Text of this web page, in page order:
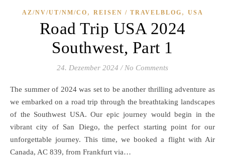
AZ/NV/UT/NM/CO , REISEN / TRAVELBLOG , USA
Road Trip USA 2024
Southwest, Part 1
24. Dezember 2024 / No Comments
The summer of 2024 was set to be another thrilling adventure as
we embarked on a road trip through the breathtaking landscapes
of the Southwest USA. Our epic journey would begin in the
vibrant city of San Diego, the perfect starting point for our
unforgettable journey. This time, we booked a flight with Air
Canada, AC 839, from Frankfurt via…